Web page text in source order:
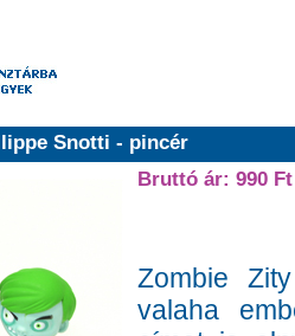
Snotti - pincér
Bruttó ár: 990 Ft
Zombie
valaha